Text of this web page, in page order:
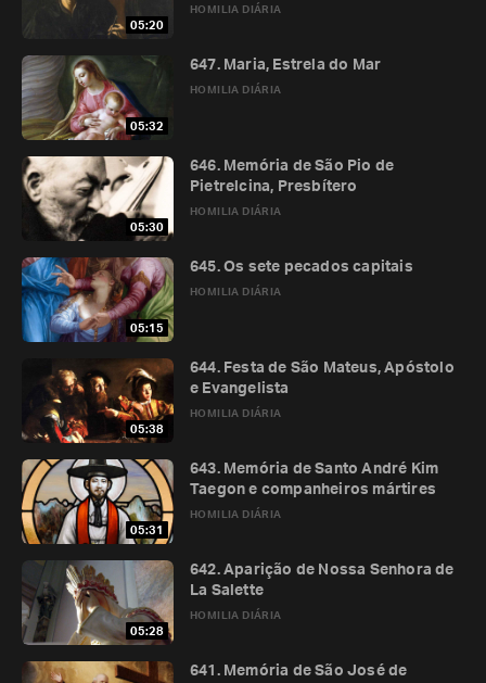
05:20
HOMILIA DIÁRIA
05:32
HOMILIA DIÁRIA
647. Maria, Estrela do Mar
05:30
HOMILIA DIÁRIA
646. Memória de São Pio de
Pietrelcina, Presbítero
05:15
HOMILIA DIÁRIA
645. Os sete pecados capitais
05:38
HOMILIA DIÁRIA
644. Festa de São Mateus, Apóstolo
e Evangelista
05:31
HOMILIA DIÁRIA
643. Memória de Santo André Kim
Taegon e companheiros mártires
05:28
HOMILIA DIÁRIA
642. Aparição de Nossa Senhora de
La Salette
641. Memória de São José de